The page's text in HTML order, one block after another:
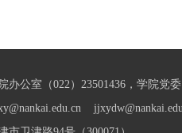
办公室（022）23501436，学院党